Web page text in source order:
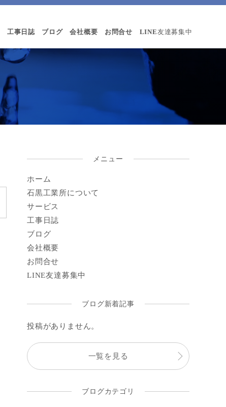
工事日誌 ブログ 会社概要 お問合せ LINE友達募集中
メニュー
ホーム
石黒工業所について
サービス
工事日誌
ブログ
会社概要
お問合せ
LINE友達募集中
ブログ新着記事
投稿がありません。
一覧を見る
ブログカテゴリ